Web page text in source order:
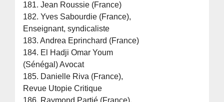
181. Jean Roussie (France)
182. Yves Sabourdie (France),
Enseignant, syndicaliste
183. Andrea Eprinchard (France)
184. El Hadji Omar Youm
(Sénégal) Avocat
185. Danielle Riva (France),
Revue Utopie Critique